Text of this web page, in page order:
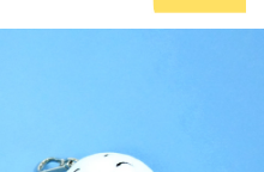
PAYCO 바로